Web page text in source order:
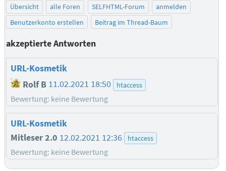
Übersicht alle Foren SELFHTML-Forum
anmelden
Benutzerkonto erstellen
Beitrag im Thread-Baum
akzeptierte Antworten
URL-Kosmetik
Rolf B 11.02.2021 18:50 htaccess
Bewertung: keine Bewertung
URL-Kosmetik
Mitleser 2.0 12.02.2021 12:36 htaccess
Bewertung: keine Bewertung